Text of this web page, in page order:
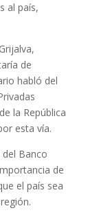
al país,
de
habló del
la República
esta vía.
Banco
de
el país sea